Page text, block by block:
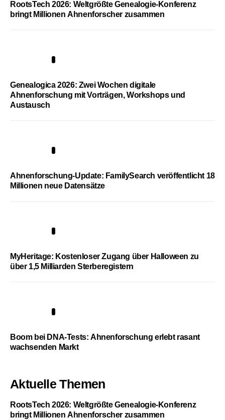
RootsTech 2026: Weltgrößte Genealogie-Konferenz
bringt Millionen Ahnenforscher zusammen
Genealogica 2026: Zwei Wochen digitale
Ahnenforschung mit Vorträgen, Workshops und
Austausch
Ahnenforschung-Update: FamilySearch veröffentlicht 18
Millionen neue Datensätze
MyHeritage: Kostenloser Zugang über Halloween zu
über 1,5 Milliarden Sterberegistern
Boom bei DNA-Tests: Ahnenforschung erlebt rasant
wachsenden Markt
Aktuelle Themen
RootsTech 2026: Weltgrößte Genealogie-Konferenz
bringt Millionen Ahnenforscher zusammen